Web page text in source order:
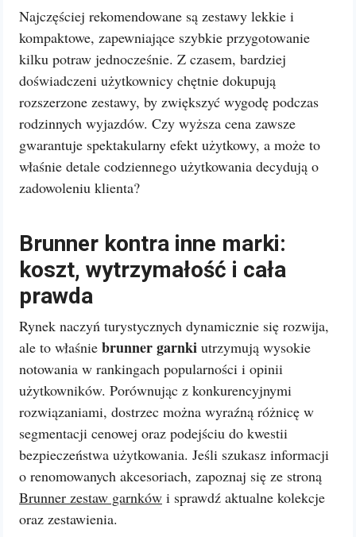
Najczęściej rekomendowane są zestawy lekkie i
kompaktowe, zapewniające szybkie przygotowanie
kilku potraw jednocześnie. Z czasem, bardziej
doświadczeni użytkownicy chętnie dokupują
rozszerzone zestawy, by zwiększyć wygodę podczas
rodzinnych wyjazdów. Czy wyższa cena zawsze
gwarantuje spektakularny efekt użytkowy, a może to
właśnie detale codziennego użytkowania decydują o
zadowoleniu klienta?
Brunner kontra inne marki:
koszt, wytrzymałość i cała
prawda
Rynek naczyń turystycznych dynamicznie się rozwija,
ale to właśnie brunner garnki utrzymują wysokie
notowania w rankingach popularności i opinii
użytkowników. Porównując z konkurencyjnymi
rozwiązaniami, dostrzec można wyraźną różnicę w
segmentacji cenowej oraz podejściu do kwestii
bezpieczeństwa użytkowania. Jeśli szukasz informacji
o renomowanych akcesoriach, zapoznaj się ze stroną
Brunner zestaw garnków i sprawdź aktualne kolekcje
oraz zestawienia.